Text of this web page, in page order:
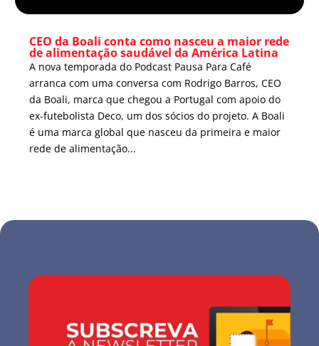
CEO da Boali conta como nasceu a maior rede
de alimentação saudável da América Latina
A nova temporada do Podcast Pausa Para Café
arranca com uma conversa com Rodrigo Barros, CEO
da Boali, marca que chegou a Portugal com apoio do
ex-futebolista Deco, um dos sócios do projeto. A Boali
é uma marca global que nasceu da primeira e maior
rede de alimentação...